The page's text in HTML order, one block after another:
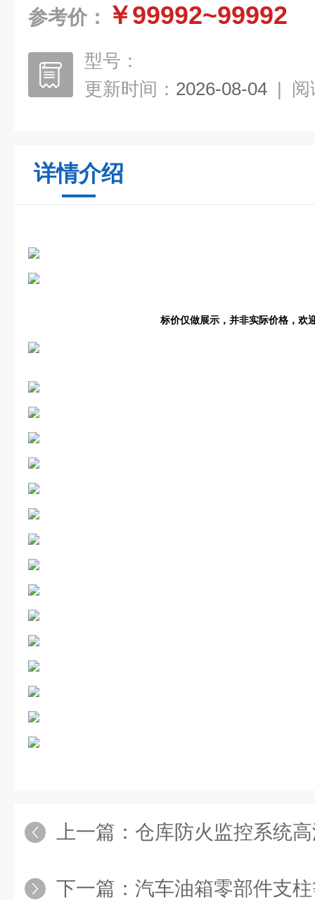
参考价： ￥99992~99992
型号：
更新时间： 2026-08-04 | 阅
详情介绍
标价仅做展示，并非实际价格，欢
上一篇： 仓库防火监控系统高温智能预警红
下一篇： 汽车油箱零部件支柱等红外热成像在线监测预警系统生